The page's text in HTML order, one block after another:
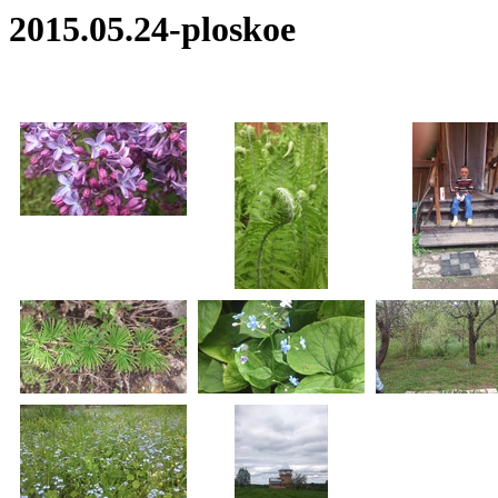
2015.05.24-ploskoe